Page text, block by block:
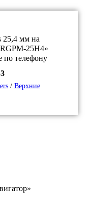
25,4 мм на
25H4»
по телефону
/ Верхние